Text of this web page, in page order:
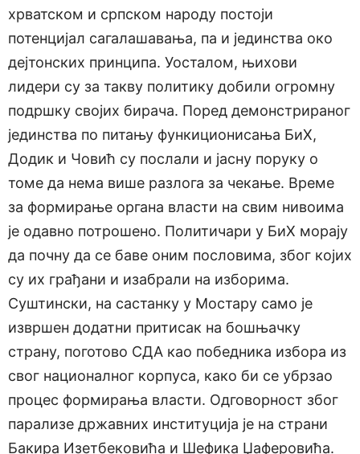
хрватском и српском народу постоји
потенцијал сагалашавања, па и јединства око
дејтонских принципа. Уосталом, њихови
лидери су за такву политику добили огромну
подршку својих бирача. Поред демонстрираног
јединства по питању функиционисања БиХ,
Додик и Човић су послали и јасну поруку о
томе да нема више разлога за чекање. Време
за формирање органа власти на свим нивоима
је одавно потрошено. Политичари у БиХ морају
да почну да се баве оним пословима, због којих
су их грађани и изабрали на изборима.
Суштински, на састанку у Мостару само је
извршен додатни притисак на бошњачку
страну, поготово СДА као победника избора из
свог националног корпуса, како би се убрзао
процес формирања власти. Одговорност због
парализе државних институција је на страни
Бакира Изетбековића и Шефика Џаферовића.